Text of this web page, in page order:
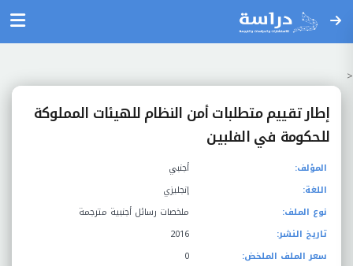
<
إطار تقييم متطلبات أمن النظام للهيئات المملوكة
للحكومة في الفلبين
المؤلف:
أجنبي
اللغة:
إنجليزي
نوع الملف:
ملخصات رسائل أجنبية مترجمة
تاريخ النشر:
2016
سعر الملف الملخض:
0